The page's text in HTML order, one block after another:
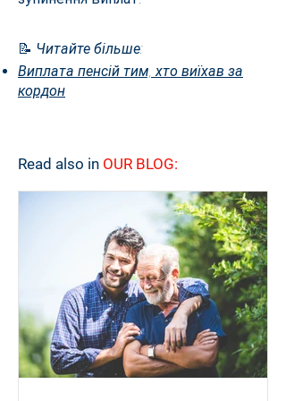
📝 Читайте більше:
Виплата пенсій тим, хто виїхав за
кордон
Read also in OUR BLOG: